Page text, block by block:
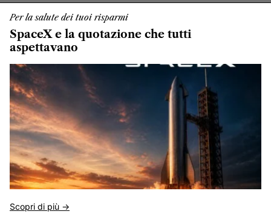
Per la salute dei tuoi risparmi
SpaceX e la quotazione che tutti
aspettavano
Scopri di più ->